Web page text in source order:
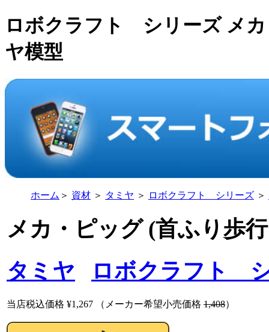
ロボクラフト シリーズ メ
ヤ模型
ホーム ＞ 資材 ＞ タミヤ ＞ ロボクラフト シリーズ ＞
メカ・ピッグ (首ふり歩
タミヤ
ロボクラフト
当店税込価格 ¥1,267 （メーカー希望小売価格 1,408）